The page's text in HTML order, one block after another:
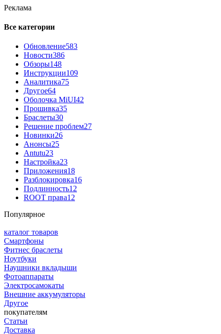
Реклама
Все категории
Обновление583
Новости386
Обзоры148
Инструкции109
Аналитика75
Другое64
Оболочка MiUI42
Прошивка35
Браслеты30
Решение проблем27
Новинки26
Анонсы25
Antutu23
Настройка23
Приложения18
Разблокировка16
Подлинность12
ROOT права12
Популярное
каталог товаров
Смартфоны
Фитнес браслеты
Ноутбуки
Наушники вкладыши
Фотоаппараты
Электросамокаты
Внешние аккумуляторы
Другое
покупателям
Статьи
Доставка